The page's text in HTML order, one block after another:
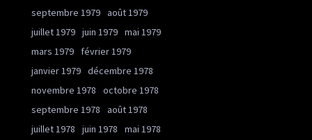
septembre 1979 août 1979
juillet 1979 juin 1979 mai 1979
mars 1979
février 1979
janvier 1979 décembre 1978
novembre 1978
octobre 1978
septembre 1978
août 1978
juillet 1978
juin 1978
mai 1978